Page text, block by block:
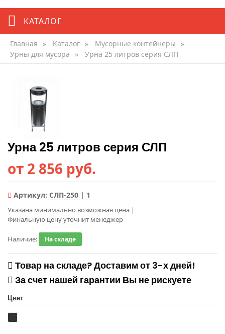
КАТАЛОГ
Главная » Каталог » Мусорные контейнеры
»
Урны для мусора
» Урна 25 литров серия СЛП
Урна 25 литров серия СЛП
от 2 856 руб.
Артикул: СЛП-250 | 1
Указана минимально возможная цена |
Финальную цену уточнит менеджер
Наличие: На складе
Товар на складе? Доставим от 3-х дней!
За счет нашей гарантии Вы не рискуете
Цвет